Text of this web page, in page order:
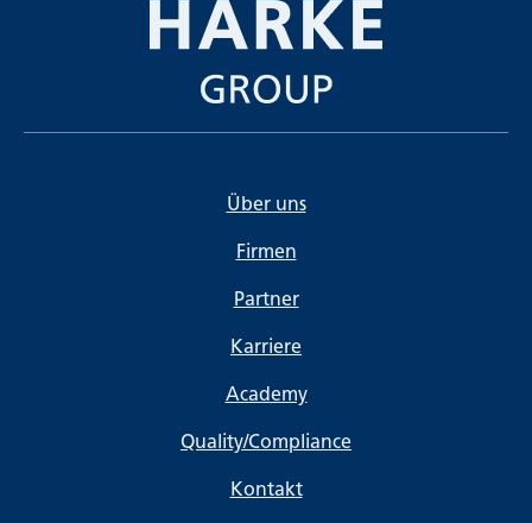
Über uns
Firmen
Partner
Karriere
Academy
Quality/Compliance
Kontakt